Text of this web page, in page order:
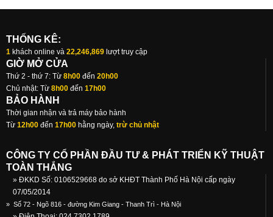
THỐNG KÊ:
1 khách online và 22,246,869 lượt truy cập
GIỜ MỞ CỬA
Thứ 2 - thứ 7: Từ 8h00 đến 20h00
Chủ nhật: Từ 8h00 đến 17h00
BẢO HÀNH
Thời gian nhận và trả máy bảo hành
Từ 12h00 đến 17h00 hằng ngày, trừ chủ nhật
CÔNG TY CỔ PHẦN ĐẦU TƯ & PHÁT TRIỂN KỸ THUẬT
TOÀN THẮNG
» ĐKKD Số: 0106529668 do sở KHĐT Thành Phố Hà Nội cấp ngày
07/05/2014
» Số 72 - Ngõ 816 - đường Kim Giang - Thanh Trì - Hà Nội